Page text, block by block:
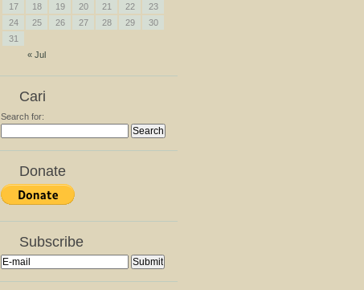
« Jul
17
18 19 20 21 22
23
24
25 26 27 28 29
30
31
Cari
Search for:
Donate
Subscribe